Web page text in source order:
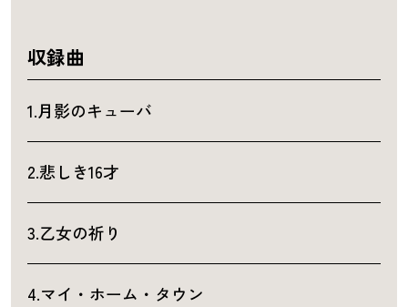
収録曲
1.月影のキューバ
2.悲しき16才
3.乙女の祈り
4.マイ・ホーム・タウン